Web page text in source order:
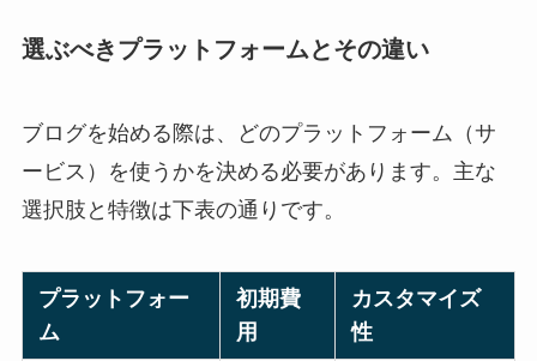
選ぶべきプラットフォームとその違い
ブログを始める際は、どのプラットフォーム（サ
ービス）を使うかを決める必要があります。主な
選択肢と特徴は下表の通りです。
プラットフォー
ム
初期費
用
カスタマイズ
性